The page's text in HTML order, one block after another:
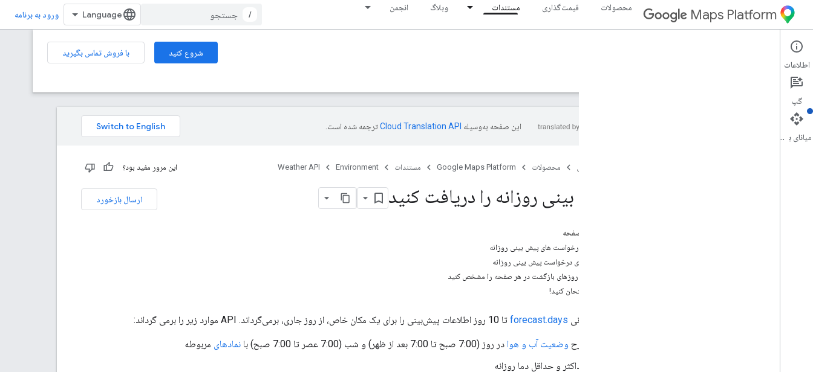
Maps Platform محصولات قیمت‌گذاری مستندات وبلاگ انجمن
/ ورود به برنامه
Environment شروع کنید
با فروش تماس بگیرید
راهنما
این صفحه به‌وسیله ترجمه شده است.
صفحه اصلی محصولات Google Maps Platform مستندات Environment
Weather API این مرور مفید بود؟
ارسال بازخورد پیش بینی روزانه را دریافت کنید
در این صفحه
درباره درخواست های پیش بینی روزانه
نمونه های درخواست پیش بینی روزانه
تعداد روزهای بازگشت در هر صفحه را مشخص کنید
آن را امتحان کنید!
نقطه پایانی forecast.days تا 10 روز اطلاعات پیش‌بینی را برای یک مکان خاص، از روز جاری، برمی‌گرداند. API موارد زیر را برمی گرداند:
شرح وضعیت آب و هوا در روز (7:00 صبح تا 7:00 بعد از ظهر) و شب (7:00 عصر تا 7:00 صبح) با نمادهای مربوطه
حداکثر و حداقل دما روزانه
اطلاعات
گپ
میانای برنامه‌سازی کاربردی